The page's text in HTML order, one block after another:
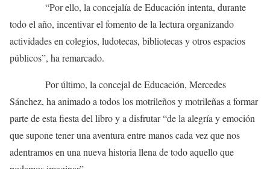
“Por ello, la concejalía de Educación intenta, durante
todo el año, incentivar el fomento de la lectura organizando
actividades en colegios, ludotecas, bibliotecas y otros espacios
públicos”, ha remarcado.
Por último, la concejal de Educación, Mercedes
Sánchez, ha animado a todos los motrileños y motrileñas a formar
parte de esta fiesta del libro y a disfrutar “de la alegría y emoción
que supone tener una aventura entre manos cada vez que nos
adentramos en una nueva historia llena de todo aquello que